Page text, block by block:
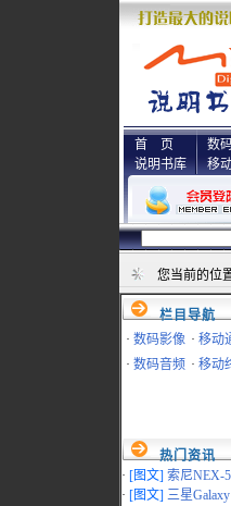
首 页
说明书库
数
移
您当前的位
栏目导航
· 数码影像 · 移动
· 数码音频 · 移动
热门资讯
· [图文] 索尼NEX-
· [图文] 三星Galaxy